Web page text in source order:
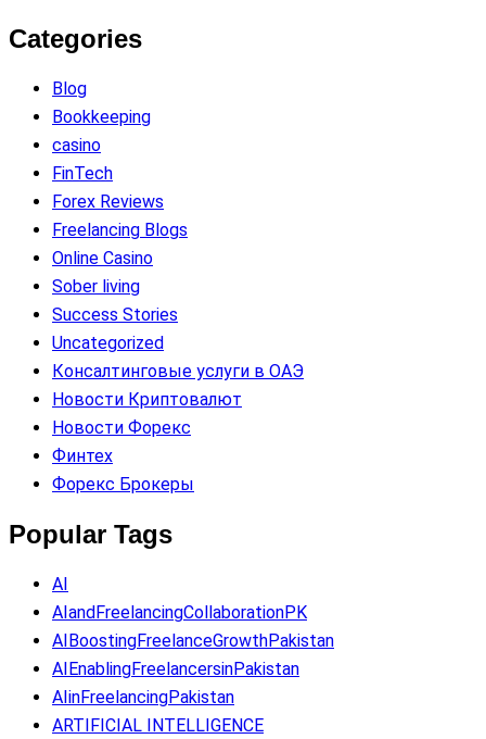
Categories
Blog
Bookkeeping
casino
FinTech
Forex Reviews
Freelancing Blogs
Online Casino
Sober living
Success Stories
Uncategorized
Консалтинговые услуги в ОАЭ
Новости Криптовалют
Новости Форекс
Финтех
Форекс Брокеры
Popular Tags
AI
AIandFreelancingCollaborationPK
AIBoostingFreelanceGrowthPakistan
AIEnablingFreelancersinPakistan
AIinFreelancingPakistan
ARTIFICIAL INTELLIGENCE